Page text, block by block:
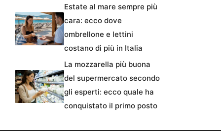
Estate al mare sempre più
cara: ecco dove
ombrellone e lettini
costano di più in Italia
La mozzarella più buona
del supermercato secondo
gli esperti: ecco quale ha
conquistato il primo posto